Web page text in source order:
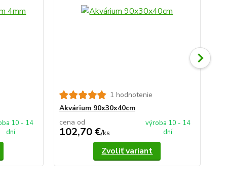
10 - 14
dní
1 hodnotenie
Akvárium 90x30x40cm
cena od
102,70 €/ks
výroba 10 - 14
dní
Zvoliť variant